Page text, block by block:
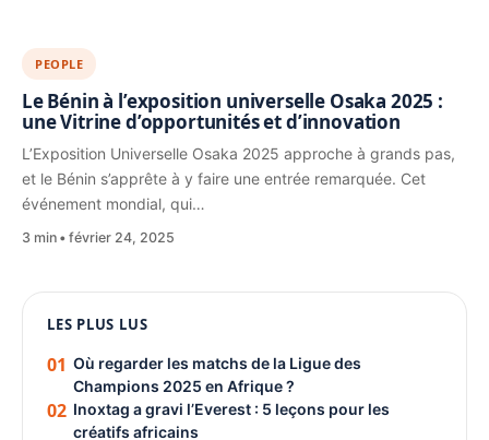
PEOPLE
Le Bénin à l’exposition universelle Osaka 2025 :
une Vitrine d’opportunités et d’innovation
L’Exposition Universelle Osaka 2025 approche à grands pas,
et le Bénin s’apprête à y faire une entrée remarquée. Cet
événement mondial, qui…
3 min février 24, 2025
PUBLICITÉ
LES PLUS LUS
01 Où regarder les matchs de la Ligue des
Champions 2025 en Afrique ?
02 Inoxtag a gravi l’Everest : 5 leçons pour les
créatifs africains